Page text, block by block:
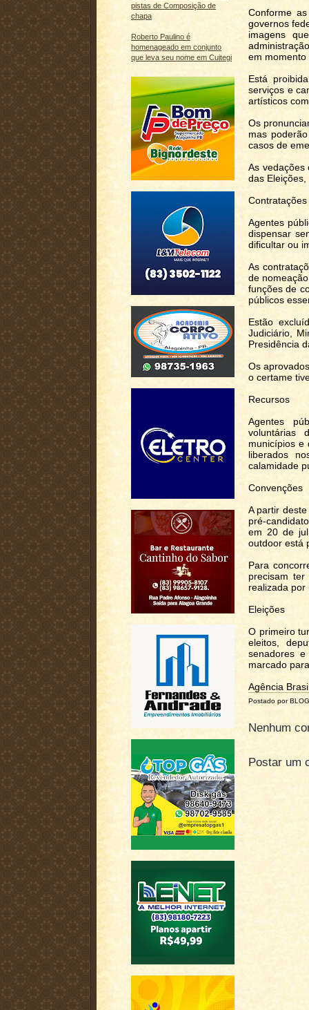
pistas de Composição de
chapa
Roberto Paulino é
homenageado em conjunto
que leva seu nome em Cuitegi
Conforme
governos
imagens
em
Está
serviços e
artísticos
Os
mas
casos de
As vedações
das
Contratações
Agentes
dispensar
dificultar ou
As
de
funções de
públicos
Estão
Judiciário,
Presidência
Os
o certame
Recursos
Agentes
voluntárias
municípios e
liberados
calamidade
Convenções
A partir
pré-
em 20 de
outdoor está
Para
precisam
realizada por
Eleições
O primeiro
eleitos,
senadores
marcado
Agência
Postado por
Nenhum
Postar um